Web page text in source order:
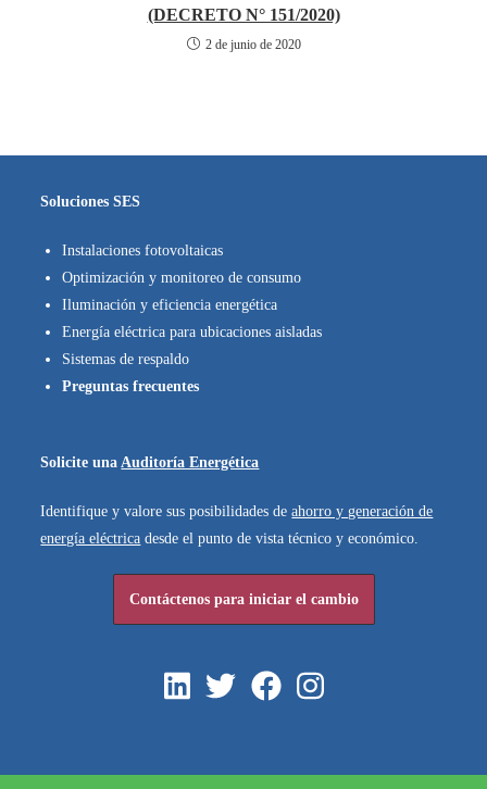
(DECRETO N° 151/2020)
2 de junio de 2020
Soluciones SES
Instalaciones fotovoltaicas
Optimización y monitoreo de consumo
Iluminación y eficiencia energética
Energía eléctrica para ubicaciones aisladas
Sistemas de respaldo
Preguntas frecuentes
Solicite unaAuditoría Energética
Identifique y valore sus posibilidades deahorro y generación de
energía eléctrica desde el punto de vista técnico y económico.
Contáctenos para iniciar el cambio